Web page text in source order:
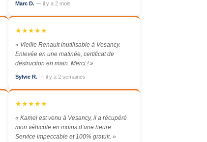
Marc D. — il y a 2 mois
★★★★★
« Vieille Renault inutilisable à Vesancy.
Enlevée en une matinée, certificat de
destruction en main. Merci ! »
Sylvie R. — il y a 2 semaines
★★★★★
« Kamel est venu à Vesancy, il a récupéré
mon véhicule en moins d’une heure.
Service impeccable et 100% gratuit. »